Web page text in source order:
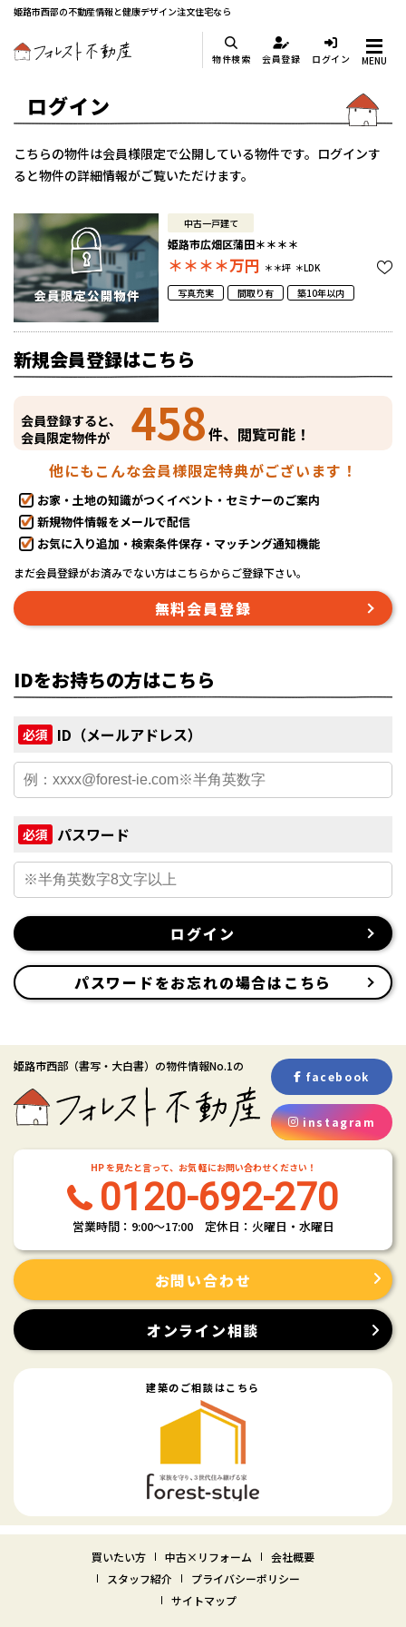
姫路市西部の不動産情報と健康デザイン注文住宅なら
物件検索 会員登録 ログイン MENU
ログイン
こちらの物件は会員様限定で公開している物件です。ログインす
ると物件の詳細情報がご覧いただけます。
中古一戸建て
姫路市広畑区蒲田＊＊＊＊
＊＊＊＊万円 ＊＊坪 ＊LDK
写真充実
間取り有 築10年以内
新規会員登録はこちら
会員登録すると、
会員限定物件が
458件、閲覧可能！
他にもこんな会員様限定特典がございます！
お家・土地の知識がつくイベント・セミナーのご案内
新規物件情報をメールで配信
お気に入り追加・検索条件保存・マッチング通知機能
まだ会員登録がお済みでない方はこちらからご登録下さい。
無料会員登録
IDをお持ちの方はこちら
必須 ID（メールアドレス）
必須 パスワード
ログイン
パスワードをお忘れの場合はこちら
姫路市西部 （書写・大白書） の物件情報No.1の
facebook
instagram
HP を見たと言って、お気 軽にお問い合わせください！
0120-692-270
営業時間：9:00〜17:00 定休日：火曜日・水曜日
お問い合わせ
オンライン相談
建築のご相談はこちら
買いたい方 中古×リフォーム
会社概要
スタッフ紹介
プライバシーポリシー
サイトマップ